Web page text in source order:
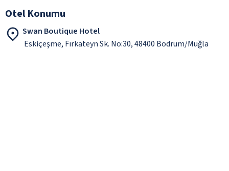
Otel Konumu
Swan Boutique Hotel
Eskiçeşme, Fırkateyn Sk. No:30, 48400 Bodrum/Muğla